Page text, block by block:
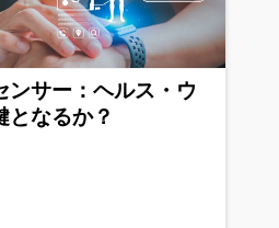
ンサー：ヘルス・ウ
となるか？